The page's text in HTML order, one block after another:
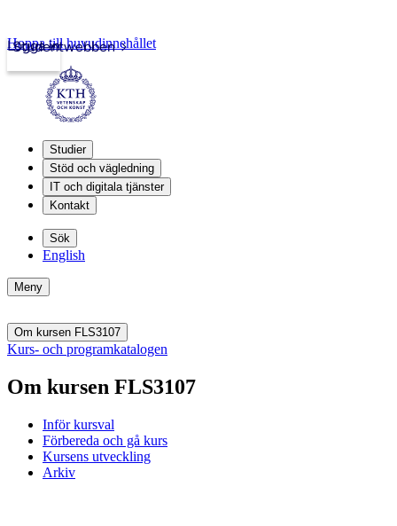
Studentwebben
Logga in
Hoppa till huvudinnehållet
Studier
Stöd och vägledning
IT och digitala tjänster
Kontakt
Sök
English
Meny
Om kursen FLS3107
Kurs- och programkatalogen
Om kursen FLS3107
Inför kursval
Förbereda och gå kurs
Kursens utveckling
Arkiv